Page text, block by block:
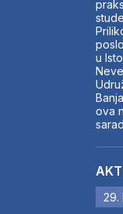
u
ova
29.